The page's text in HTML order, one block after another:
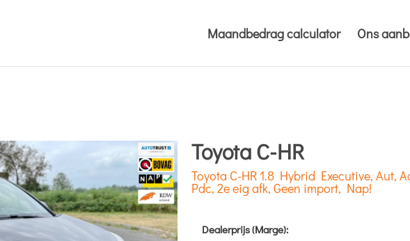
Maandbedrag calculator Ons
Toyota C-HR
Toyota C-HR 1.8 Hybrid Executive, Aut,
Pdc, 2e eig afk, Geen import, Nap!
Dealerprijs (Marge):